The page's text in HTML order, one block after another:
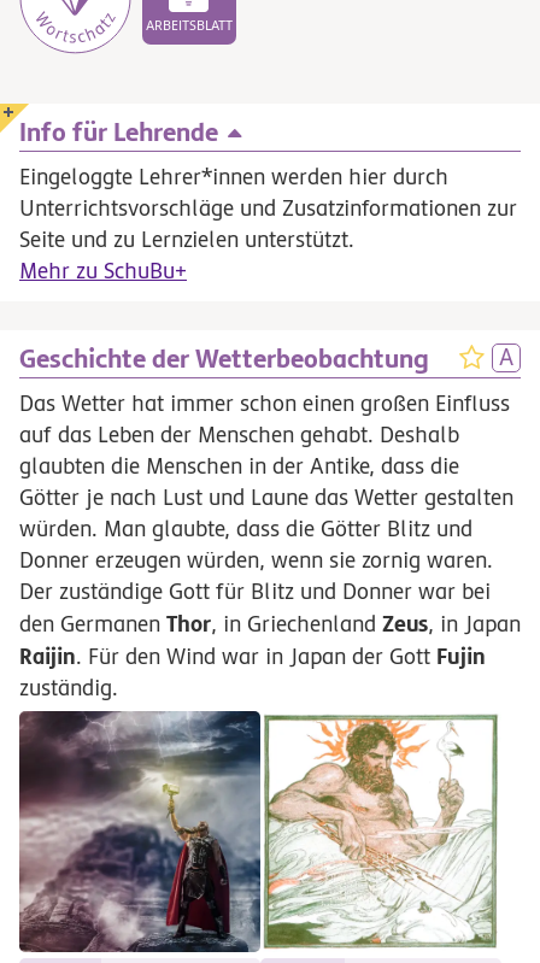
ARBEITSBLATT
Info für Lehrende
Eingeloggte Lehrer*innen werden hier durch
Unterrichtsvorschläge und Zusatzinformationen zur
Seite und zu Lernzielen unterstützt.
Mehr zu SchuBu+
Geschichte der Wetterbeobachtung
Das Wetter hat immer schon einen großen Einfluss
auf das Leben der Menschen gehabt. Deshalb
glaubten die Menschen in der Antike, dass die
Götter je nach Lust und Laune das Wetter gestalten
würden. Man glaubte, dass die Götter Blitz und
Donner erzeugen würden, wenn sie zornig waren.
Der zuständige Gott für Blitz und Donner war bei
den Germanen Thor, in Griechenland Zeus, in Japan
Raijin. Für den Wind war in Japan der Gott Fujin
zuständig.